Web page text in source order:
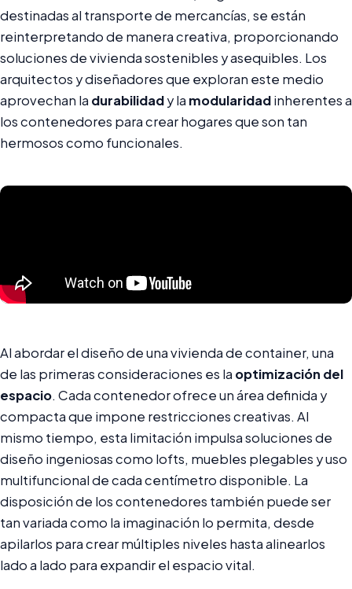
destinadas al transporte de mercancías, se están
reinterpretando de manera creativa, proporcionando
soluciones de vivienda sostenibles y asequibles. Los
arquitectos y diseñadores que exploran este medio
aprovechan la durabilidady la modularidadinherentes a
los contenedores para crear hogares que son tan
hermosos como funcionales.
Al abordar el diseño de una vivienda de container, una
de las primeras consideraciones es la optimización del
espacio. Cada contenedor ofrece un área definida y
compacta que impone restricciones creativas. Al
mismo tiempo, esta limitación impulsa soluciones de
diseño ingeniosas como lofts, muebles plegables y uso
multifuncional de cada centímetro disponible. La
disposición de los contenedores también puede ser
tan variada como la imaginación lo permita, desde
apilarlos para crear múltiples niveles hasta alinearlos
lado a lado para expandir el espacio vital.